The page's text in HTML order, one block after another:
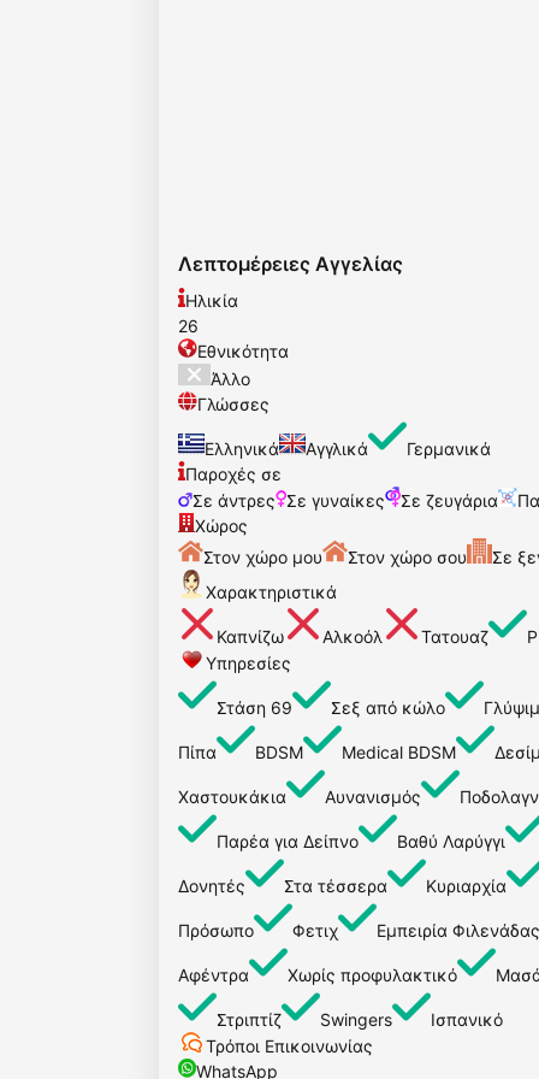
Λεπτομέρειες Αγγελίας
Ηλικία
26
Εθνικότητα
Άλλο
Γλώσσες
Ελληνικά Αγγλικά
Γερμανικά
Παροχές σε
Σε άντρες
Σε γυναίκες Σε ζευγάρια
Χώρος
Στον χώρο μου
Στον χώρο σου
Σε
Χαρακτηριστικά
Καπνίζω Αλκοόλ Τατουαζ
Υπηρεσίες
Στάση 69 Σεξ από κώλο
Πίπα BDSM Medical BDSM
Χαστουκάκια Αυνανισμός
Παρέα για Δείπνο Βαθύ Λαρύγγι
Δονητές Στα τέσσερα Κυριαρχία
Πρόσωπο Φετιχ Εμπειρία Φιλενάδας
Αφέντρα Χωρίς προφυλακτικό
Στριπτίζ Swingers
Ισπανικό
Τρόποι Επικοινωνίας
WhatsApp